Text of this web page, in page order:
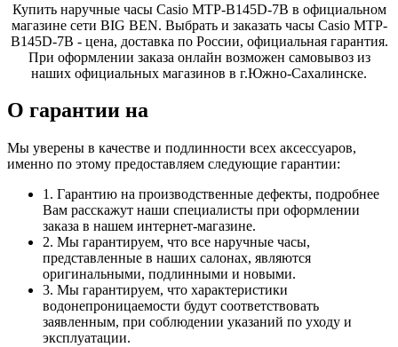
Купить наручные часы Casio MTP-B145D-7B в официальном
магазине сети BIG BEN. Выбрать и заказать часы Casio MTP-
B145D-7B - цена, доставка по России, официальная гарантия.
При оформлении заказа онлайн возможен самовывоз из
наших официальных магазинов в г.Южно-Сахалинске.
О гарантии на
Мы уверены в качестве и подлинности всех аксессуаров,
именно по этому предоставляем следующие гарантии:
1. Гарантию на производственные дефекты, подробнее
Вам расскажут наши специалисты при оформлении
заказа в нашем интернет-магазине.
2. Мы гарантируем, что все наручные часы,
представленные в наших салонах, являются
оригинальными, подлинными и новыми.
3. Мы гарантируем, что характеристики
водонепроницаемости будут соответствовать
заявленным, при соблюдении указаний по уходу и
эксплуатации.